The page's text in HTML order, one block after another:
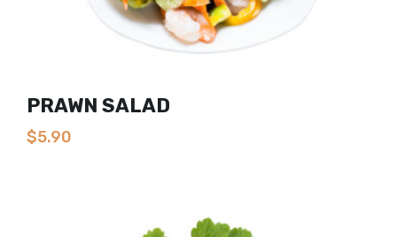
PRAWN SALAD
$5.90